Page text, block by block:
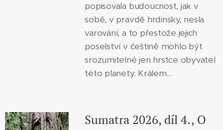
popisovala budoucnost, jak v
sobě, v pravdě hrdinsky, nesla
varování, a to přestože jejich
poselství v češtině mohlo být
srozumitelné jen hrstce obyvatel
této planety. Králem...
Sumatra 2026, díl 4., O